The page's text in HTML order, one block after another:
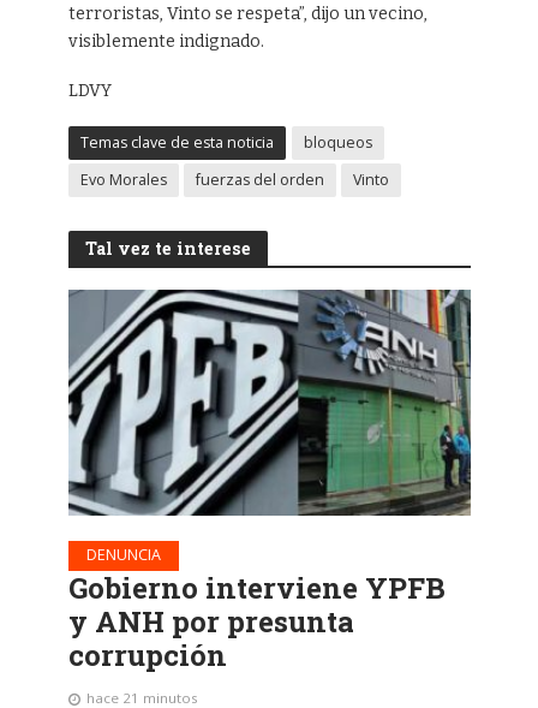
terroristas, Vinto se respeta”, dijo un vecino,
visiblemente indignado.
LDVY
Temas clave de esta noticia
bloqueos
Evo Morales
fuerzas del orden Vinto
Tal vez te interese
DENUNCIA
Gobierno interviene YPFB
y ANH por presunta
corrupción
hace 21 minutos